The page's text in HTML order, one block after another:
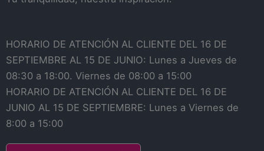
HORARIO DE ATENCIÓN AL CLIENTE DEL 16 DE
SEPTIEMBRE AL 15 DE JUNIO: Lunes a Jueves de
08:30 a 18:00. Viernes de 08:00 a 15:00
HORARIO DE ATENCIÓN AL CLIENTE DEL 16 DE
JUNIO AL 15 DE SEPTIEMBRE: Lunes a Viernes de
8:00 a 15:00